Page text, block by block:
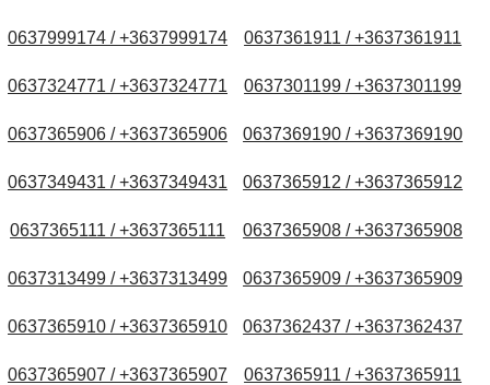
0637999174 / +3637999174 0637361911 / +3637361911
0637324771 / +3637324771 0637301199 / +3637301199
0637365906 / +3637365906 0637369190 / +3637369190
0637349431 / +3637349431 0637365912 / +3637365912
0637365111 / +3637365111 0637365908 / +3637365908
0637313499 / +3637313499 0637365909 / +3637365909
0637365910 / +3637365910 0637362437 / +3637362437
0637365907 / +3637365907 0637365911 / +3637365911